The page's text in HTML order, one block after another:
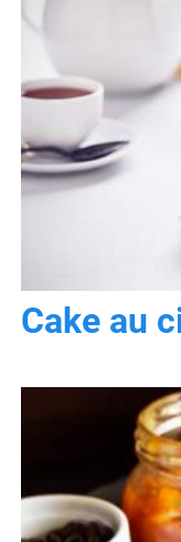
Cake au